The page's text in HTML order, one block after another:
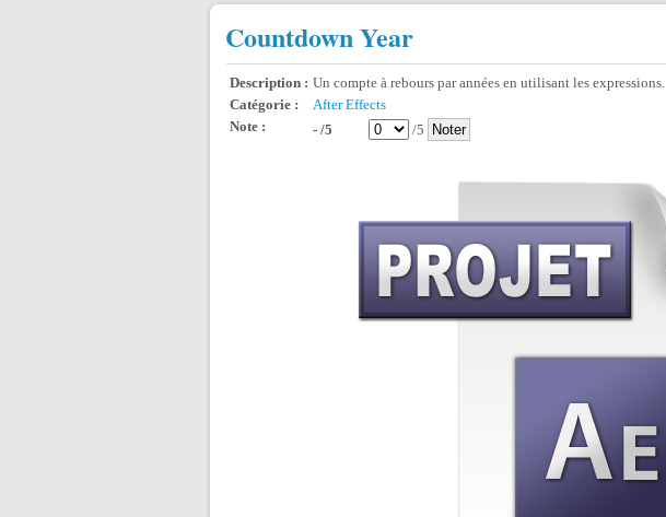
Countdown Year
Description : Un compte à rebours par années en utilisant les expressions.
Catégorie :
After Effects
Note :
- /5 /5